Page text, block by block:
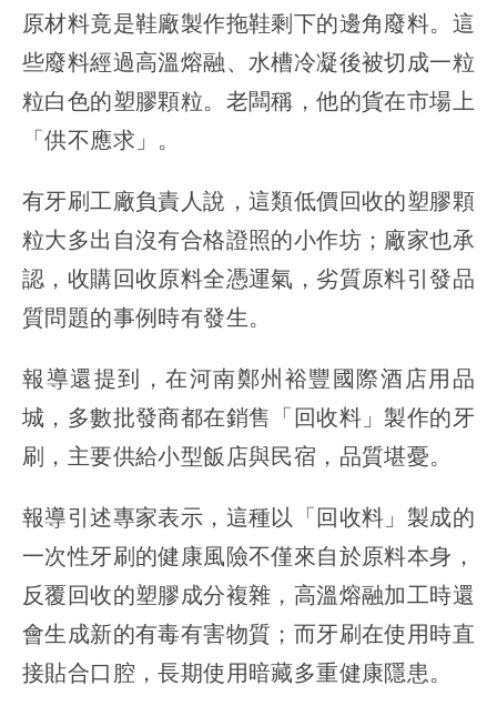
原材料竟是鞋廠製作拖鞋剩下的邊角廢料。這
些廢料經過高溫熔融、水槽冷凝後被切成一粒
粒白色的塑膠顆粒。老闆稱，他的貨在市場上
「供不應求」。
有牙刷工廠負責人說，這類低價回收的塑膠顆
粒大多出自沒有合格證照的小作坊；廠家也承
認，收購回收原料全憑運氣，劣質原料引發品
質問題的事例時有發生。
報導還提到，在河南鄭州裕豐國際酒店用品
城，多數批發商都在銷售「回收料」製作的牙
刷，主要供給小型飯店與民宿，品質堪憂。
報導引述專家表示，這種以「回收料」製成的
一次性牙刷的健康風險不僅來自於原料本身，
反覆回收的塑膠成分複雜，高溫熔融加工時還
會生成新的有毒有害物質；而牙刷在使用時直
接貼合口腔，長期使用暗藏多重健康隱患。